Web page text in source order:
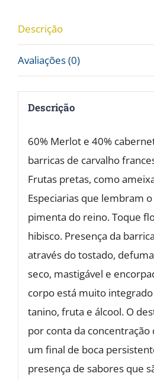
2021
quantidade
Descrição
Avaliações (0)
Descrição
60% Merlot e 40%
barricas de carvalho
Frutas pretas, como
Especiarias que lembram o
pimenta do reino. Toque
hibisco. Presença da
através do tostado,
seco, mastigável e
corpo está muito
tanino, fruta e álcool. O
por conta da concentração
um final de boca
presença de sabores que